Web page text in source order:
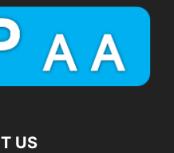
US